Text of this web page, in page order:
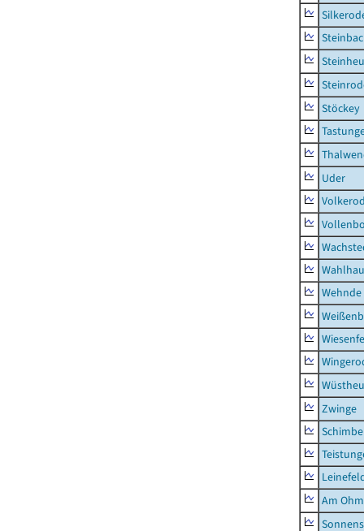
Stöckey
Uder
Wehnde
Zwinge
Am